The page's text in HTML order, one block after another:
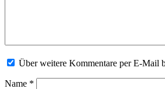
Über weitere Kommentare per E-Mail
Name *